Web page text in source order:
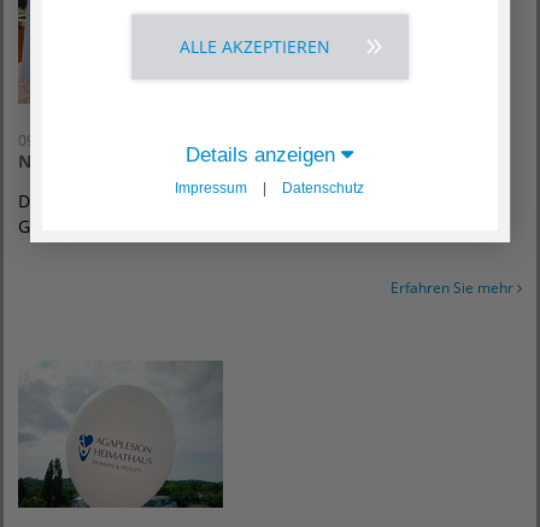
09. August 2022
Nachbarschaftsfest in Bessungen
Das AGAPLESION HEIMATHAUS feiert am 9. September ein
Grillfest mit der Nachbarschaft.
Erfahren Sie mehr
ALLE AKZEPTIEREN
Details anzeigen
Impressum Datenschutz